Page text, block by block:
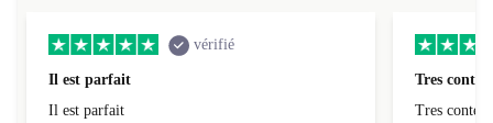
vérifié
Il est parfait
Il est parfait
Tres
Tres